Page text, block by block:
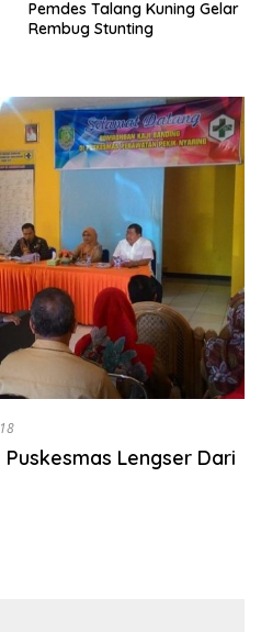
Pemdes Talang Kuning Gelar
Rembug Stunting
Lengser Dari